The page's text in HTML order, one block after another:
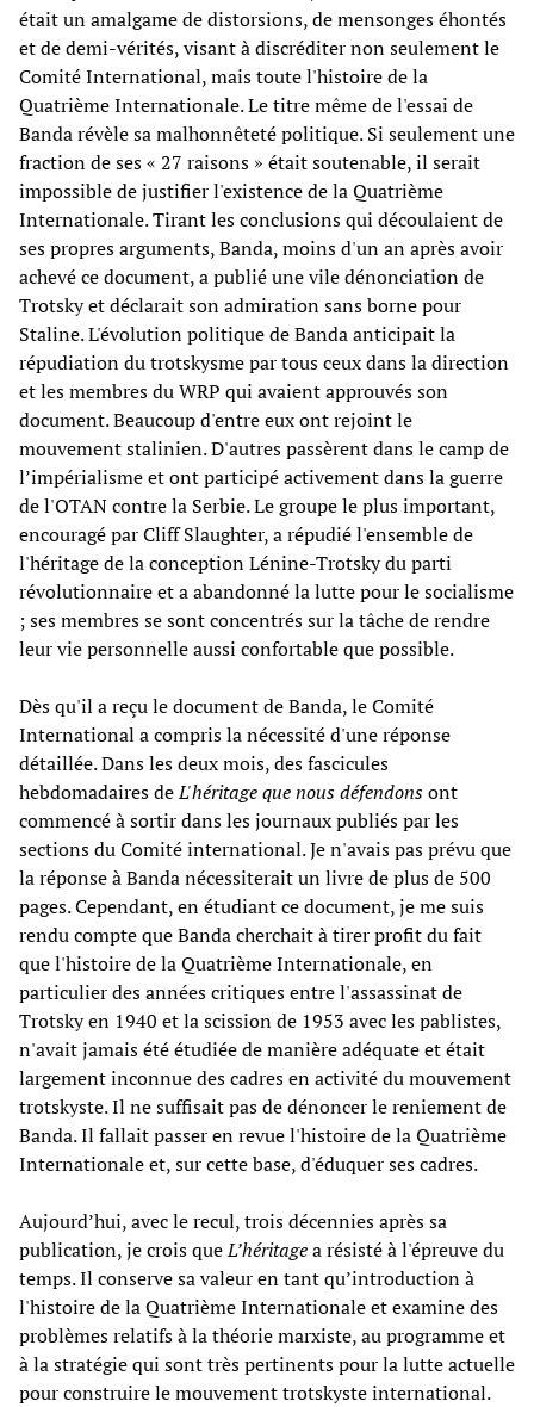
était un amalgame de distorsions, de mensonges éhontés
et de demi-vérités, visant à discréditer non seulement le
Comité International, mais toute l'histoire de la
Quatrième Internationale. Le titre même de l'essai de
Banda révèle sa malhonnêteté politique. Si seulement une
fraction de ses « 27 raisons » était soutenable, il serait
impossible de justifier l'existence de la Quatrième
Internationale. Tirant les conclusions qui découlaient de
ses propres arguments, Banda, moins d'un an après avoir
achevé ce document, a publié une vile dénonciation de
Trotsky et déclarait son admiration sans borne pour
Staline. L'évolution politique de Banda anticipait la
répudiation du trotskysme par tous ceux dans la direction
et les membres du WRP qui avaient approuvés son
document. Beaucoup d'entre eux ont rejoint le
mouvement stalinien. D'autres passèrent dans le camp de
l’impérialisme et ont participé activement dans la guerre
de l'OTAN contre la Serbie. Le groupe le plus important,
encouragé par Cliff Slaughter, a répudié l'ensemble de
l'héritage de la conception Lénine-Trotsky du parti
révolutionnaire et a abandonné la lutte pour le socialisme
; ses membres se sont concentrés sur la tâche de rendre
leur vie personnelle aussi confortable que possible.
Dès qu'il a reçu le document de Banda, le Comité
International a compris la nécessité d'une réponse
détaillée. Dans les deux mois, des fascicules
hebdomadaires deL'héritage que nous défendonsont
commencé à sortir dans les journaux publiés par les
sections du Comité international. Je n'avais pas prévu que
la réponse à Banda nécessiterait un livre de plus de 500
pages. Cependant, en étudiant ce document, je me suis
rendu compte que Banda cherchait à tirer profit du fait
que l'histoire de la Quatrième Internationale, en
particulier des années critiques entre l'assassinat de
Trotsky en 1940 et la scission de 1953 avec les pablistes,
n'avait jamais été étudiée de manière adéquate et était
largement inconnue des cadres en activité du mouvement
trotskyste. Il ne suffisait pas de dénoncer le reniement de
Banda. Il fallait passer en revue l'histoire de la Quatrième
Internationale et, sur cette base, d'éduquer ses cadres.
Aujourd’hui, avec le recul, trois décennies après sa
publication, je crois queL’héritagea résisté à l'épreuve du
temps. Il conserve sa valeur en tant qu’introduction à
l'histoire de la Quatrième Internationale et examine des
problèmes relatifs à la théorie marxiste, au programme et
à la stratégie qui sont très pertinents pour la lutte actuelle
pour construire le mouvement trotskyste international.